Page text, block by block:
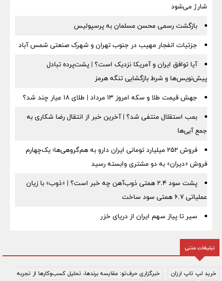
شارژ می‌شود
بازگشت رسمی محسن مسلمان به پرسپولیس
جزئیات انفجار مهیب در جنوب تهران و شهرک صنعتی شمس آباد
آیا توافق ایران و آمریکا نزدیک است؟ | پشت‌پرده تبادل
پیش‌نویس‌ها و شرط بازگشایی تنگه هرمز
جهش قیمت طلا و سکه امروز ۱۳ مرداد | طلای ۱۸ عیار چند شد؟
بمب استقلال منتفی شد؟ | آخرین خبر از انتقال رضا شکاری به
جمع آبی‌ها
فروش ۲۵۲ میلیارد تومانی ایران دارو به هم‌گروهی‌ها؛ یک‌چهارم
فروش «دیران» به دو مشتری وابسته رسید
پشت سود ۲.۴ همتی ذوب‌آهن چه خبر است؟ | «ذوب» با زیان
عملیاتی ۶.۷ همتی سود ساخت
سیر تا پیاز سهم ایران از دریای خزر
تبلیغات متنی
خرید لپ تاپ ارزان خبرگزاری حرف‌تو: مقایسه برندها، تحلیل کسب‌وکارها از تجربه